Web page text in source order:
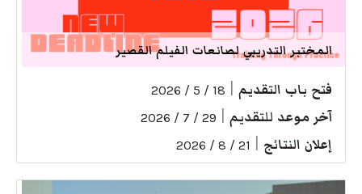
المختبر التدريبي لصانعات الفيلم القصير
فتح باب التقديم 18 / 5 / 2026
آخر موعد للتقديم 29 / 7 / 2026
إعلان النتائج 21 / 8 / 2026